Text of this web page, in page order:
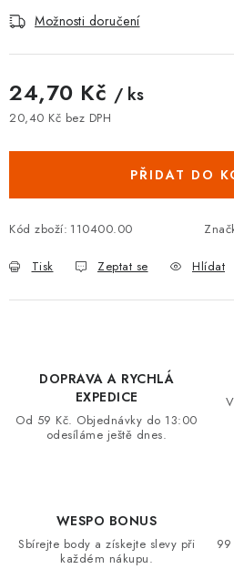
OBCHODNÍ PODMÍNKY
🚚 STAV OBJEDNÁVKY
ZNAČKY
Kontakt
Obchodní podmínky
Podmínky ochrany osobních údajů
Možnosti doručení
24,70 Kč / ks
20,40 Kč bez DPH
PŘIDAT DO
Kód zboží: 110400.00
Tisk Zeptat se Hlídat
DOPRAVA A RYCHLÁ
EXPEDICE
Od 59 Kč. Objednávky do 13:00
odesíláme ještě dnes.
WESPO BONUS
Sbírejte body a získejte slevy při
každém nákupu.